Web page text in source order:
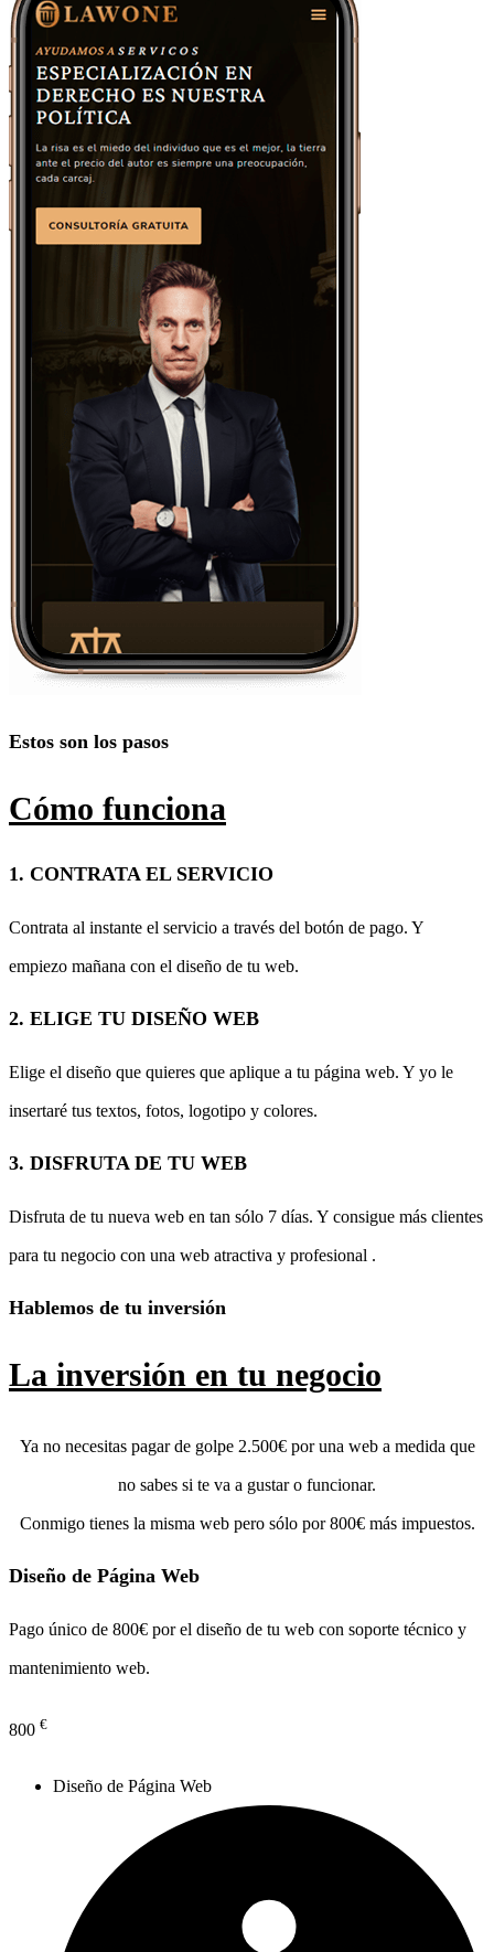
Estos son los pasos
Cómo funciona
1. CONTRATA EL SERVICIO
Contrata al instante el servicio a través del botón de pago. Y
empiezo mañana con el diseño de tu web.
2. ELIGE TU DISEÑO WEB
Elige el diseño que quieres que aplique a tu página web. Y yo le
insertaré tus textos, fotos, logotipo y colores.
3. DISFRUTA DE TU WEB
Disfruta de tu nueva web en tan sólo 7 días. Y consigue más clientes
para tu negocio con una web atractiva y profesional .
Hablemos de tu inversión
La inversión en tu negocio
Ya no necesitas pagar de golpe 2.500€ por una web a medida que
no sabes si te va a gustar o funcionar.
Conmigo tienes la misma web pero sólo por 800€ más impuestos.
Diseño de Página Web
Pago único de 800€ por el diseño de tu web con soporte técnico y
mantenimiento web.
800 €
Diseño de Página Web